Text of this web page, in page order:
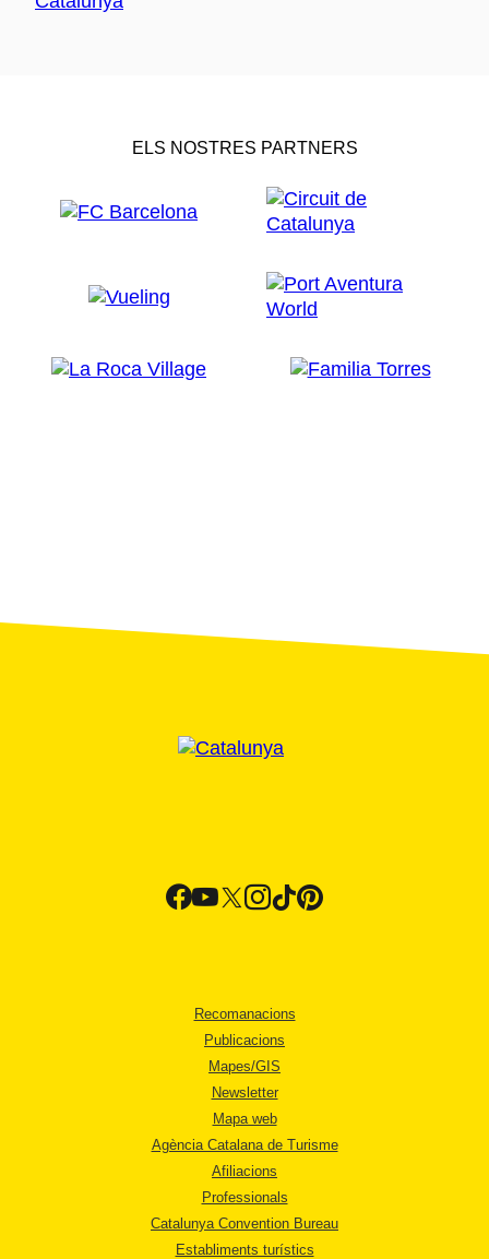
ELS NOSTRES PARTNERS
Recomanacions
Publicacions
Mapes/GIS
Newsletter
Mapa web
Agència Catalana de Turisme
Afiliacions
Professionals
Catalunya Convention Bureau
Establiments turístics